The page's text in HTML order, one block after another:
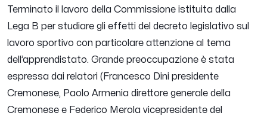
Terminato il lavoro della Commissione istituita dalla
Lega B per studiare gli effetti del decreto legislativo sul
lavoro sportivo con particolare attenzione al tema
dell’apprendistato. Grande preoccupazione è stata
espressa dai relatori (Francesco Dini presidente
Cremonese, Paolo Armenia direttore generale della
Cremonese e Federico Merola vicepresidente del